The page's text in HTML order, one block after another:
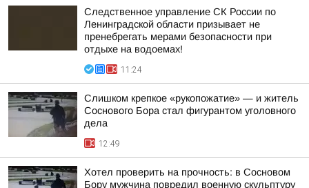
Следственное управление СК России по
Ленинградской области призывает не
пренебрегать мерами безопасности при
отдыхе на водоемах!
11:24
Слишком крепкое «рукопожатие» — и житель
Соснового Бора стал фигурантом уголовного
дела
12:49
Хотел проверить на прочность: в Сосновом
Бору мужчина повредил военную скульптуру